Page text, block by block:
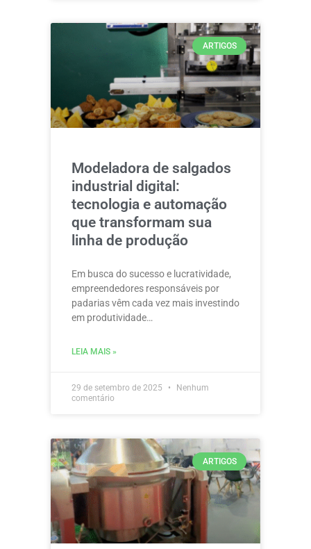
ARTIGOS
Modeladora de salgados
industrial digital:
tecnologia e automação
que transformam sua
linha de produção
Em busca do sucesso e lucratividade,
empreendedores responsáveis por
padarias vêm cada vez mais investindo
em produtividade…
LEIA MAIS »
29 de setembro de 2025
Nenhum
comentário
ARTIGOS